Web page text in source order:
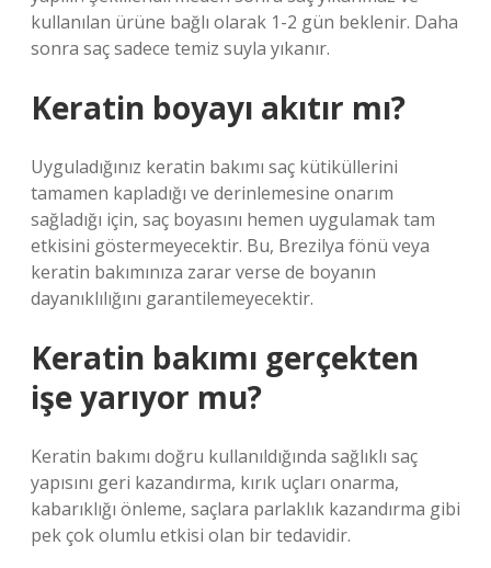
kullanılan ürüne bağlı olarak 1-2 gün beklenir. Daha
sonra saç sadece temiz suyla yıkanır.
Keratin boyayı akıtır mı?
Uyguladığınız keratin bakımı saç kütiküllerini
tamamen kapladığı ve derinlemesine onarım
sağladığı için, saç boyasını hemen uygulamak tam
etkisini göstermeyecektir. Bu, Brezilya fönü veya
keratin bakımınıza zarar verse de boyanın
dayanıklılığını garantilemeyecektir.
Keratin bakımı gerçekten
işe yarıyor mu?
Keratin bakımı doğru kullanıldığında sağlıklı saç
yapısını geri kazandırma, kırık uçları onarma,
kabarıklığı önleme, saçlara parlaklık kazandırma gibi
pek çok olumlu etkisi olan bir tedavidir.